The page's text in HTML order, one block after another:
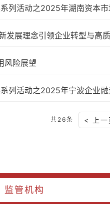
列活动之2025年湖南资本市
展理念引领企业转型与高
风险展望
列活动之2025年宁波企业融
共26条 < 上一
监管机构